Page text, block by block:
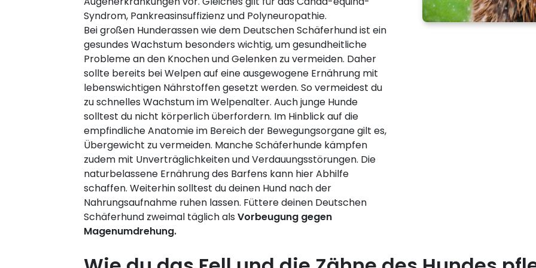
Syndrom, Pankreasinsuffizienz und Polyneuropathie.
Bei großen Hunderassen wie dem Deutschen Schäferhund ist ein
gesundes Wachstum besonders wichtig, um gesundheitliche
Probleme an den Knochen und Gelenken zu vermeiden. Daher
sollte bereits bei Welpen auf eine ausgewogene Ernährung mit
lebenswichtigen Nährstoffen gesetzt werden. So vermeidest du
zu schnelles Wachstum im Welpenalter. Auch junge Hunde
solltest du nicht körperlich überfordern. Im Hinblick auf die
empfindliche Anatomie im Bereich der Bewegungsorgane gilt es,
Übergewicht zu vermeiden. Manche Schäferhunde kämpfen
zudem mit Unverträglichkeiten und Verdauungsstörungen. Die
naturbelassene Ernährung des Barfens kann hier Abhilfe
schaffen. Weiterhin solltest du deinen Hund nach der
Nahrungsaufnahme ruhen lassen. Füttere deinen Deutschen
Schäferhund zweimal täglich als Vorbeugung gegen
Magenumdrehung.